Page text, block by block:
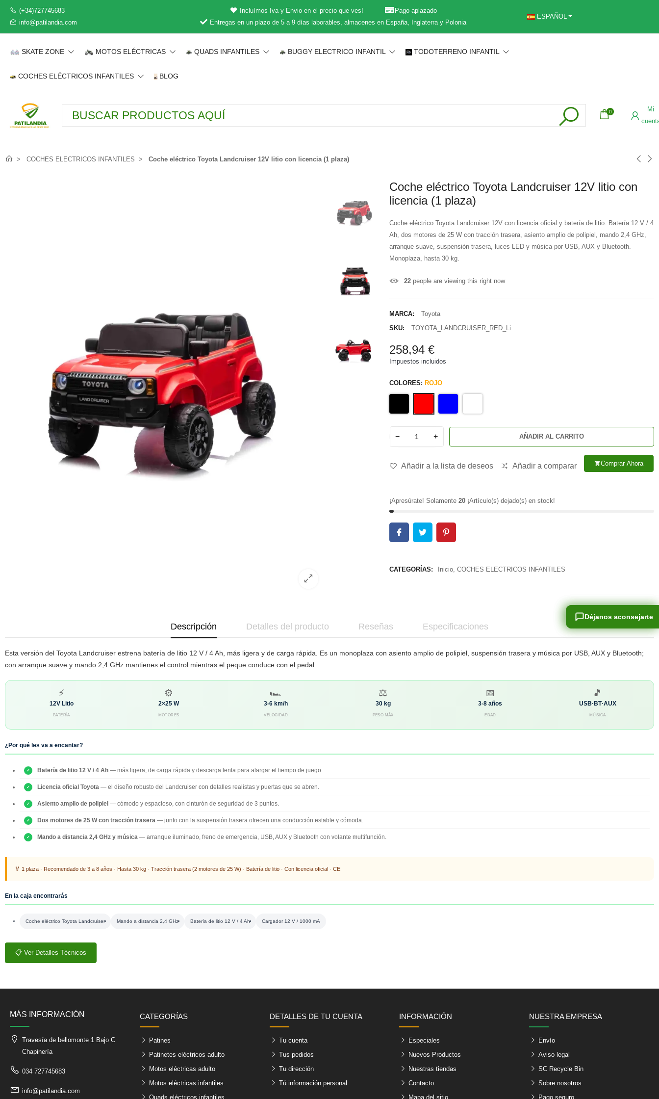
(+34)727745683
info@patilandia.com
Incluímos Iva y Envio en el precio que ves!
Pago aplazado
Entregas en un plazo de 5 a 9 días laborables, almacenes en España, Inglaterra y Polonia
ESPAÑOL
SKATE ZONE MOTOS ELÉCTRICAS QUADS INFANTILES BUGGY ELECTRICO INFANTIL TODOTERRENO INFANTIL
COCHES ELÉCTRICOS INFANTILES BLOG
0
Mi
COCHES ELECTRICOS INFANTILES Coche eléctrico Toyota Landcruiser 12V litio con licencia (1 plaza)
Coche eléctrico Toyota Landcruiser 12V litio con
licencia (1 plaza)
Coche eléctrico Toyota Landcruiser 12V con licencia oficial y batería de litio. Batería 12 V / 4
Ah, dos motores de 25 W con tracción trasera, asiento amplio de polipiel, mando 2,4 GHz,
arranque suave, suspensión trasera, luces LED y música por USB, AUX y Bluetooth.
Monoplaza, hasta 30 kg.
22people are viewing this right now
MARCA:
Toyota
SKU:
TOYOTA_LANDCRUISER_RED_Li
258,94 €
Impuestos incluidos
COLORES: ROJO
− + AÑADIR AL CARRITO
Añadir a la lista de deseos Añadir a comparar shopping_cartComprar Ahora
¡Apresúrate! Solamente 20¡Artículo(s) dejado(s) en stock!
CATEGORÍAS: Inicio, COCHES ELECTRICOS INFANTILES
Descripción Detalles del producto Reseñas Especificaciones
Esta versión del Toyota Landcruiser estrena batería de litio 12 V / 4 Ah, más ligera y de carga rápida. Es un monoplaza con asiento amplio de polipiel, suspensión trasera y música por USB, AUX y Bluetooth;
con arranque suave y mando 2,4 GHz mantienes el control mientras el peque conduce con el pedal.
⚡
12V Litio
BATERÍA
⚙️
2×25 W
MOTORES
🏎️
3-6 km/h
VELOCIDAD
⚖️
30 kg
PESO MÁX
📅
3-8 años
EDAD
🎵
USB·BT·AUX
MÚSICA
¿Por qué les va a encantar?
Batería de litio 12 V / 4 Ah — más ligera, de carga rápida y descarga lenta para alargar el tiempo de juego.
Licencia oficial Toyota — el diseño robusto del Landcruiser con detalles realistas y puertas que se abren.
Asiento amplio de polipiel — cómodo y espacioso, con cinturón de seguridad de 3 puntos.
Dos motores de 25 W con tracción trasera — junto con la suspensión trasera ofrecen una conducción estable y cómoda.
Mando a distancia 2,4 GHz y música — arranque iluminado, freno de emergencia, USB, AUX y Bluetooth con volante multifunción.
🏅 1 plaza · Recomendado de 3 a 8 años · Hasta 30 kg · Tracción trasera (2 motores de 25 W) · Batería de litio · Con licencia oficial · CE
En la caja encontrarás
Coche eléctrico Toyota Landcruiser Mando a distancia 2,4 GHz Batería de litio 12 V / 4 Ah Cargador 12 V / 1000 mA
📋 Ver Detalles Técnicos
MÁS INFORMACIÓN
Travesía de bellomonte 1 Bajo C
Chapinería
034 727745683
info@patilandia.com
CATEGORÍAS
Patines
Patinetes eléctricos adulto
Motos eléctricas adulto
Motos eléctricas infantiles
Quads eléctricos infantiles
DETALLES DE TU CUENTA
Tu cuenta
Tus pedidos
Tu dirección
Tú información personal
INFORMACIÓN
Especiales
Nuevos Productos
Nuestras tiendas
Contacto
Mapa del sitio
NUESTRA EMPRESA
Envío
Aviso legal
SC Recycle Bin
Sobre nosotros
Pago seguro
Déjanos aconsejarte
Déjanos aconsejarte